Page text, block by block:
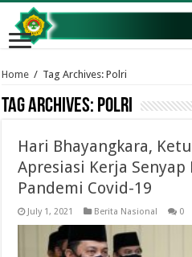
Home / Tag Archives: Polri
Tag Archives: Polri
Hari Bhayangkara,
Apresiasi Kerja Senyap
Pandemi Covid-19
July 1, 2021 Berita Nasional 0